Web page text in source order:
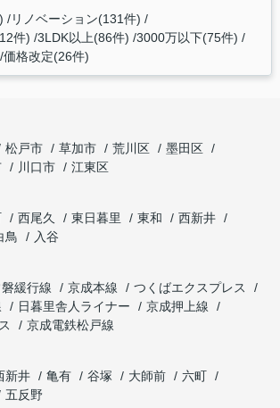
リノベーション(131件)
件) 3LDK以上(86件) 3000万以下(75件)
価格改定(26件)
松戸市 草加市 荒川区
墨田区
川口市
江東区
西尾久 東日暮里 東和
西新井
鳥
入谷
緩行線 京成本線
つくばエクスプレス
日暮里舎人ライナー
京成押上線
京成電鉄松戸線
新井 亀有 谷塚 大師前
六町
五反野